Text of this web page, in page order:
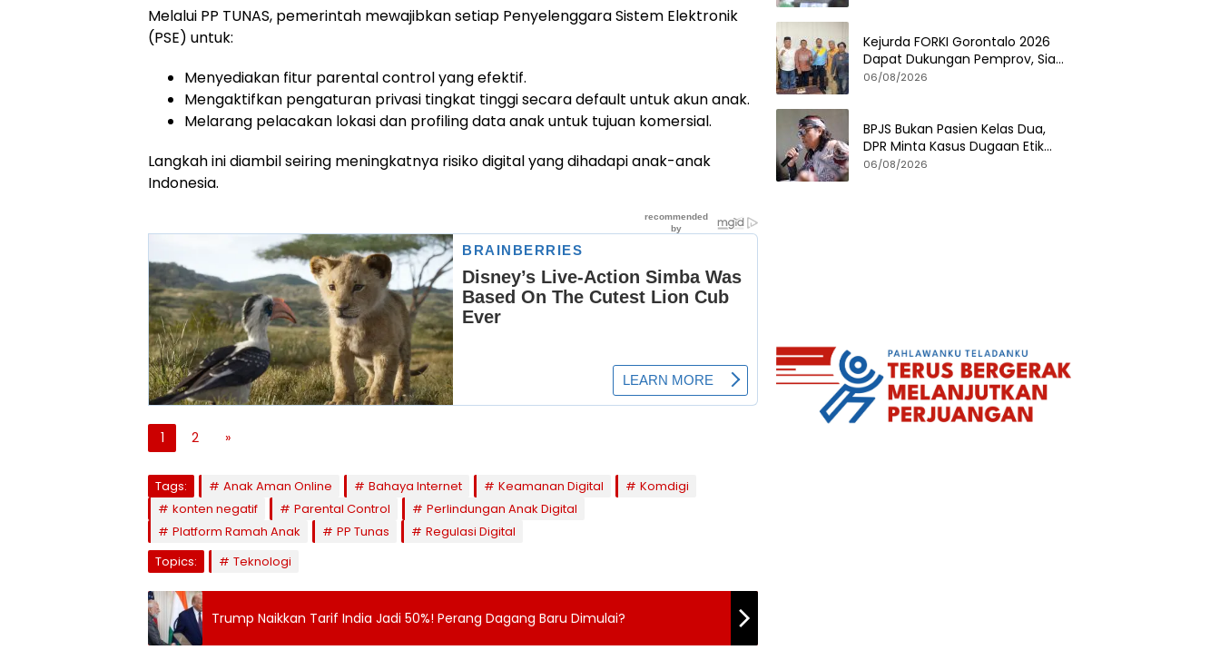
Melalui PP TUNAS, pemerintah mewajibkan setiap Penyelenggara Sistem Elektronik
(PSE) untuk:
Menyediakan fitur parental control yang efektif.
Mengaktifkan pengaturan privasi tingkat tinggi secara default untuk akun anak.
Melarang pelacakan lokasi dan profiling data anak untuk tujuan komersial.
Langkah ini diambil seiring meningkatnya risiko digital yang dihadapi anak-anak
Indonesia.
1 2 »
Tags: Anak Aman Online Bahaya Internet Keamanan Digital
Komdigi
konten negatif
Parental Control
Perlindungan Anak Digital
Platform Ramah Anak
PP Tunas
Regulasi Digital
Topics:
Teknologi
Trump Naikkan Tarif India Jadi 50%! Perang Dagang Baru Dimulai?
Kejurda FORKI Gorontalo 2026
Dapat Dukungan Pemprov, Siap
Cetak Atlet Karate Berprestasi
06/08/2026
BPJS Bukan Pasien Kelas Dua,
DPR Minta Kasus Dugaan Etik
Tenaga Kesehatan Diusut
06/08/2026